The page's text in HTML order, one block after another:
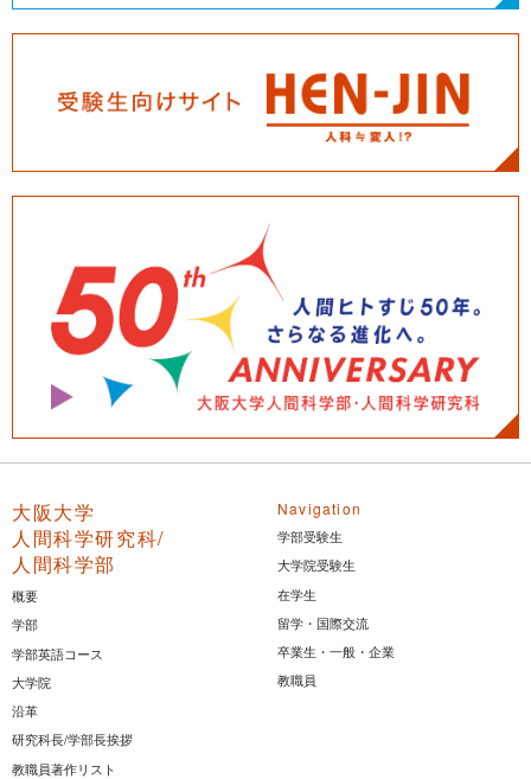
大阪大学
人間科学研究科/
人間科学部
概要
学部
学部英語コース
大学院
沿革
研究科長/学部長挨拶
教職員著作リスト
Navigation
学部受験生
大学院受験生
在学生
留学・国際交流
卒業生・一般・企業
教職員